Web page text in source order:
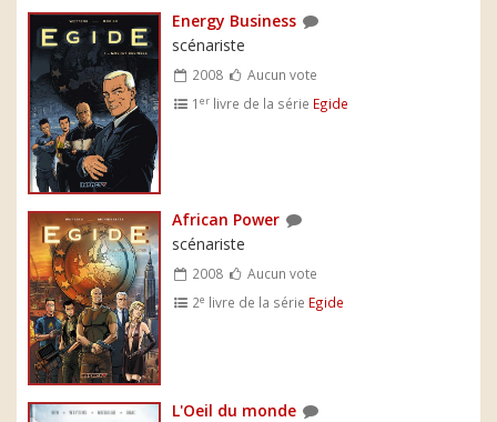
Energy Business
scénariste
2008
Aucun vote
1er livre de la série Egide
African Power
scénariste
2008
Aucun vote
2e livre de la série Egide
L'Oeil du monde